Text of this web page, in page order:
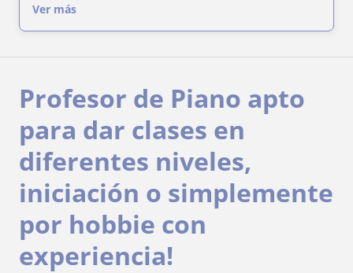
Ver más
Profesor de Piano apto
para dar clases en
diferentes niveles,
iniciación o simplemente
por hobbie con
experiencia!